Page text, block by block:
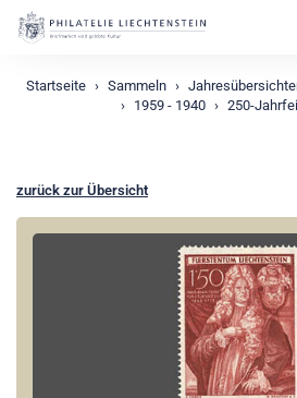
Startseite Sammeln
1959 - 1940
250-
zurück zur Übersicht